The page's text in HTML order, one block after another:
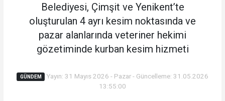
Belediyesi, Çimşit ve Yenikent’te
oluşturulan 4 ayrı kesim noktasında ve
pazar alanlarında veteriner hekimi
gözetiminde kurban kesim hizmeti
GÜNDEM
Yayın: 31 Mayıs 2026 - Pazar - Güncelleme: 31.05.2026
13:55:00